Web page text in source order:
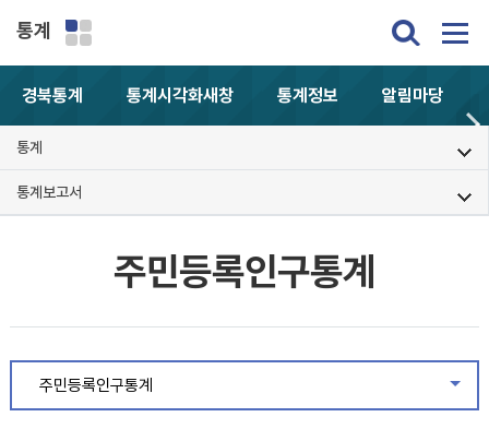
통계
경북통계 통계시각화새창 통계정보 알림마당
통계
통계보고서
주민등록인구통계
주민등록인구통계